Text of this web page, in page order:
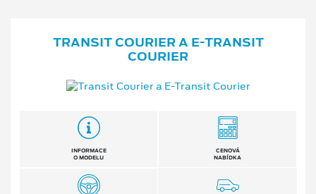
TRANSIT COURIER A E⁠-⁠TRANSIT
COURIER
INFORMACE
O MODELU
CENOVÁ
NABÍDKA